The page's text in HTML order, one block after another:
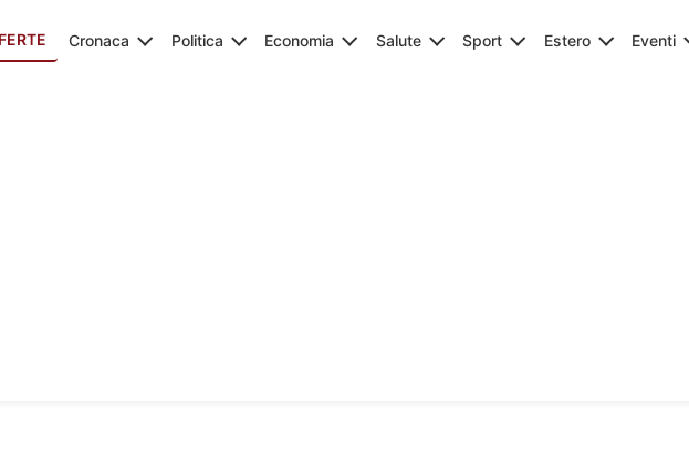
Cronaca Politica Economia Salute Sport Estero Eventi